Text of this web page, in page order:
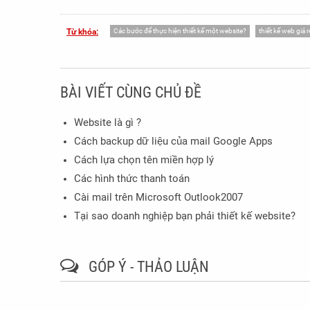
Từ khóa: Các bước để thực hiện thiết kế một website? thiết kế web giá
BÀI VIẾT CÙNG CHỦ ĐỀ
Website là gì ?
Cách backup dữ liệu của mail Google Apps
Cách lựa chọn tên miền hợp lý
Các hình thức thanh toán
Cài mail trên Microsoft Outlook2007
Tại sao doanh nghiệp bạn phải thiết kế website?
GÓP Ý - THẢO LUẬN